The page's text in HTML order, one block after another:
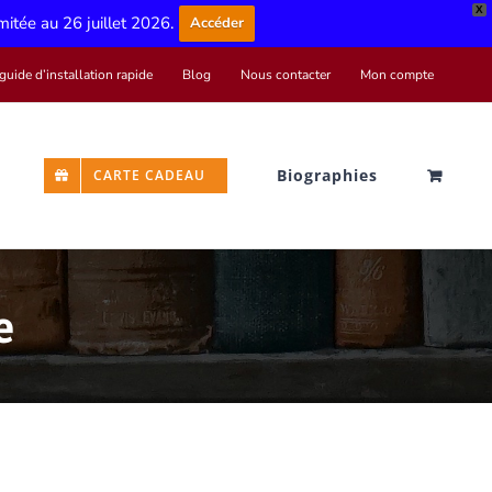
X
au 26 juillet 2026. Accéder
d’installation rapide Blog Nous contacter Mon compte
CARTE CADEAU Biographies